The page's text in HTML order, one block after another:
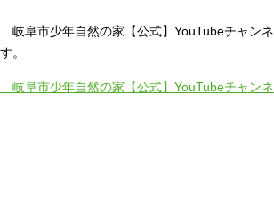
岐阜市少年自然の家【公式】YouTubeチャン
す。
岐阜市少年自然の家【公式】YouTubeチャン